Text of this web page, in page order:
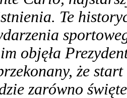
Te
objęła
że
zarówno